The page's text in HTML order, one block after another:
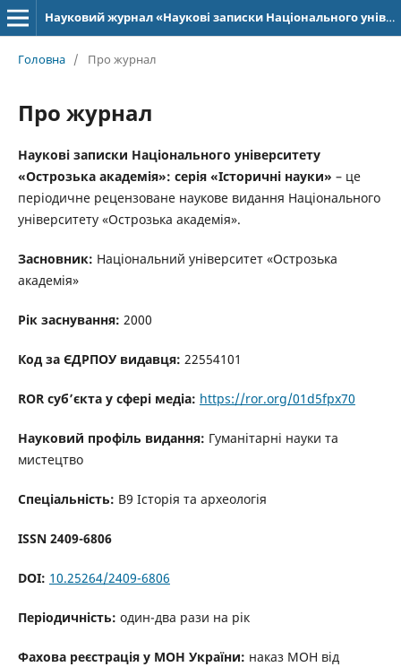
Науковий журнал «Наукові записки Національного університету «Острозька академія»: серія «Історичні науки»
Головна / Про журнал
Про журнал
Наукові записки Національного університету
«Острозька академія»: серія «Історичні науки» – це
періодичне рецензоване наукове видання Національного
університету «Острозька академія».
Засновник: Національний університет «Острозька
академія»
Рік заснування: 2000
Код за ЄДРПОУ видавця: 22554101
ROR суб’єкта у сфері медіа: https://ror.org/01d5fpx70
Науковий профіль видання: Гуманітарні науки та
мистецтво
Спеціальність: В9 Історія та археологія
ISSN 2409-6806
DOI: 10.25264/2409-6806
Періодичність: один-два рази на рік
Фахова реєстрація у МОН України: наказ МОН від